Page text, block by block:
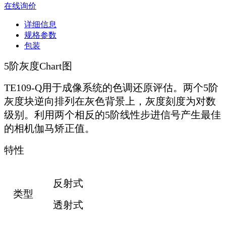
在线询价
详细信息
规格参数
包装
5阶灰度Chart图
TE109-Q用于成像系统的色调还原评估。两个5阶
灰度块逆向排列在灰色背景上，灰度刻度为对数
级别。利用两个相反的5阶线性步进信号产生最佳
的相机伽马矫正值。
特性
类型
反射式
透射式